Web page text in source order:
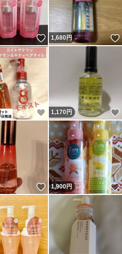
いいね！
1,680円
いいね！
1,170円
いいね！
1,900円